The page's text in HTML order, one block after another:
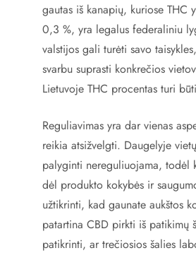
gautas iš kanapių, kuriose THC
0,3 %, yra legalus federaliniu
valstijos gali turėti savo
svarbu suprasti konkrečios
Lietuvoje THC procentas turi
Reguliavimas yra dar vienas
reikia atsižvelgti. Daugelyje
palyginti nereguliuojama, todėl
dėl produkto kokybės ir
užtikrinti, kad gaunate aukštos
patartina CBD pirkti iš patikimų
patikrinti, ar trečiosios šalies